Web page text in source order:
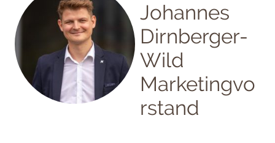
Johannes
Dirnberger-
Wild
Marketingvo
rstand